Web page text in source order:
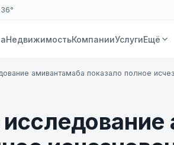
НедвижимостьКомпанииУслугиЕщё
амивантамаба показало полное